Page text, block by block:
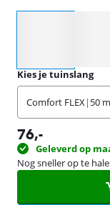
Kies je tuinslang
Comfort FLEX| 50 m
76,-
Geleverd op
Nog sneller op te